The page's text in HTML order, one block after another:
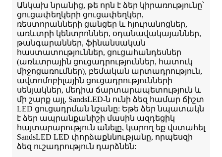
Անկախ նրանից, թե որն է ձեր կիրառությունը՝
ցուցափեղկերի ցուցափեղկեր,
ռեստորանների ցանցեր և հյուրանոցներ,
առևտրի կենտրոններ, օդանավակայաններ,
թանգարաններ, ֆինանսական
հաստատություններ, ցուցահանդեսներ
(առևտրային ցուցադրություններ, հատուկ
միջոցառումներ), բեմական արտադրություն,
ավտոմոբիլային ցուցադրությունների
սենյակներ, մեդիա ճարտարապետություն և
մի շարք այլ, SandsLED-ն ունի ձեզ համար ճիշտ
LED ցուցադրման նշանը: Եթե ​​ձեր նպատակն
է ձեր ապրանքանիշի մասին ազդեցիկ
հայտարարություն անելը, կարող եք վստահել
SandsLED LED փորձաքննությանը, որպեսզի
ձեզ ուշադրություն դարձնեն: